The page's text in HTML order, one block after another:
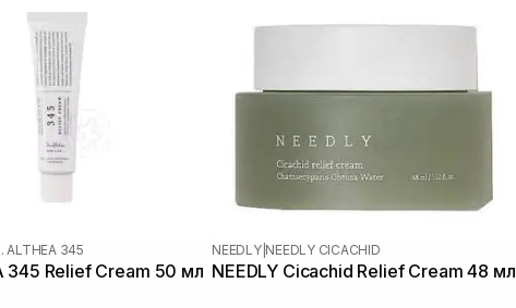
ALTHEA 345
345 Relief Cream 50 мл
NEEDLY| NEEDLY CICACHID
NEEDLY Cicachid Relief Cream 48 мл